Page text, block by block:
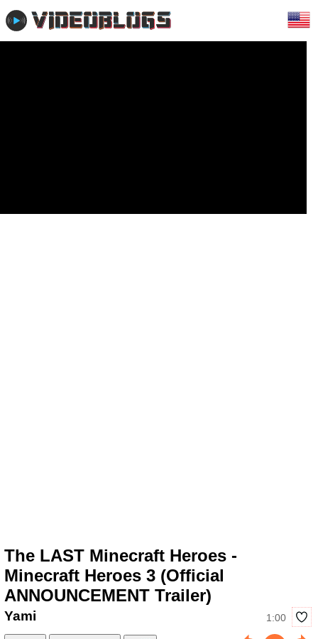
The LAST Minecraft Heroes -
Minecraft Heroes 3 (Official
ANNOUNCEMENT Trailer)
1:00
Yami